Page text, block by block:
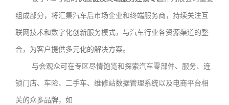
组成部分，将汇集汽车后市场企业和终端服务商，持续关注互
联网技术和数字化创新服务模式，与汽车行业各资源渠道的整
合，为客户提供多元化的解决方案。
与会观众可在专区尽情饱览和探索汽车零部件、服务、连
锁门店、车险、二手车、维修站数据管理系统以及电商平台相
关的众多品牌，如